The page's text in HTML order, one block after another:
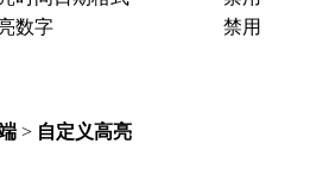
数字 禁用
> 自定义高亮